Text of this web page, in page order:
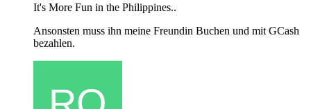
It's More Fun in the Philippines..
Ansonsten muss ihn meine Freundin Buchen und mit GCash
bezahlen.